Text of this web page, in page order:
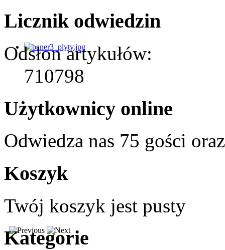
Licznik odwiedzin
Odsłon artykułów:
710798
Użytkownicy online
Odwiedza nas 75 gości
Koszyk
Twój koszyk jest pusty
Kategorie